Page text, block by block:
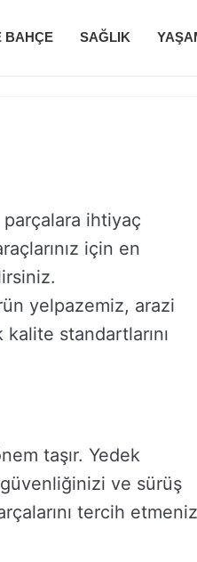
BAHÇE SAĞLIK
parçalara ihtiyaç
için en
yelpazemiz, arazi
standartlarını
taşır. Yedek
güvenliğinizi ve sürüş
tercih